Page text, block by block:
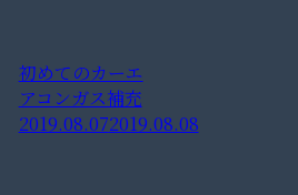
初めてのカーエ
アコンガス補充
2019.08.072019.08.08